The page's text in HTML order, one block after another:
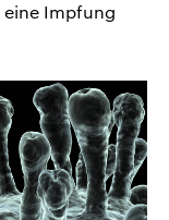
eine Impfung